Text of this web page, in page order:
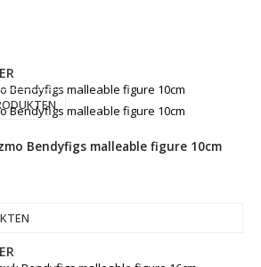
Bendyfigs malleable figure 10cm